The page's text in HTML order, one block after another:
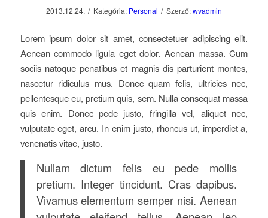
2013.12.24. / Kategória: Personal / Szerző:wvadmin
Lorem ipsum dolor sit amet, consectetuer adipiscing elit.
Aenean commodo ligula eget dolor. Aenean massa. Cum
sociis natoque penatibus et magnis dis parturient montes,
nascetur ridiculus mus. Donec quam felis, ultricies nec,
pellentesque eu, pretium quis, sem. Nulla consequat massa
quis enim. Donec pede justo, fringilla vel, aliquet nec,
vulputate eget, arcu. In enim justo, rhoncus ut, imperdiet a,
venenatis vitae, justo.
Nullam dictum felis eu pede mollis
pretium. Integer tincidunt. Cras dapibus.
Vivamus elementum semper nisi. Aenean